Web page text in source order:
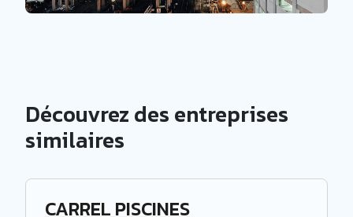
Découvrez des entreprises
similaires
CARREL PISCINES